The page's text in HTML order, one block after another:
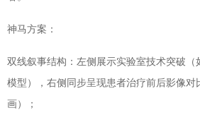
神马方案：
双线叙事结构：左侧展示实验室技术突破（
模型），右侧同步呈现患者治疗前后影像对
画）；